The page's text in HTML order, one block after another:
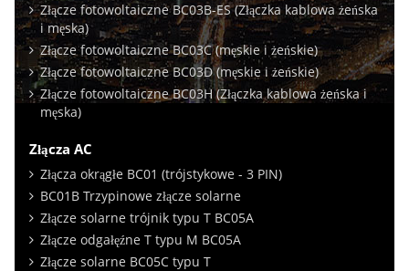
Złącze fotowoltaiczne BC03B-ES (Złączka kablowa żeńska
i męska)
Złącze fotowoltaiczne BC03C (męskie i żeńskie)
Złącze fotowoltaiczne BC03D (męskie i żeńskie)
Złącze fotowoltaiczne BC03H (Złączka kablowa żeńska i
męska)
Złącza AC
Złącza okrągłe BC01 (trójstykowe - 3 PIN)
BC01B Trzypinowe złącze solarne
Złącze solarne trójnik typu T BC05A
Złącze odgałęźne T typu M BC05A
Złącze solarne BC05C typu T